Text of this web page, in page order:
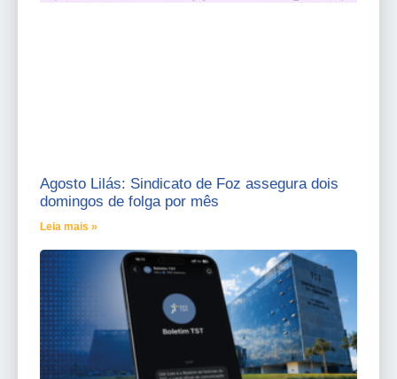
Agosto Lilás: Sindicato de Foz assegura dois
domingos de folga por mês
Leia mais »